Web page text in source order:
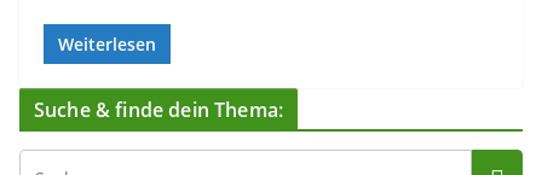
Weiterlesen
Suche & finde dein Thema: